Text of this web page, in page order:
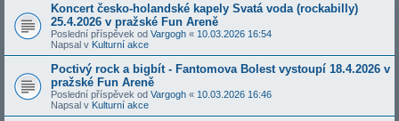
Koncert česko-holandské kapely Svatá voda (rockabilly)
25.4.2026 v pražské Fun Areně
Poslední příspěvek od Vargogh « 10.03.2026 16:54
Napsal v Kulturní akce
Poctivý rock a bigbít - Fantomova Bolest vystoupí 18.4.2026 v
pražské Fun Areně
Poslední příspěvek od Vargogh « 10.03.2026 16:46
Napsal v Kulturní akce